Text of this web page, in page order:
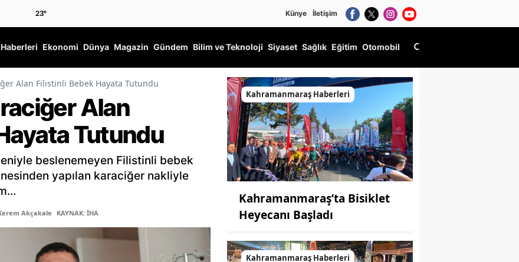
23° Künye İletişim
Ekonomi Dünya Magazin Gündem Bilim ve Teknoloji Siyaset Sağlık Eğitim Otomobil
Alan Filistinli Bebek Hayata Tutundu
Alan
Tutundu
beslenemeyen Filistinli bebek
yapılan karaciğer nakliyle
Akçakale KAYNAK: İHA
Kahramanmaraş Haberleri
Kahramanmaraş’ta Bisiklet
Heyecanı Başladı
Kahramanmaraş Haberleri